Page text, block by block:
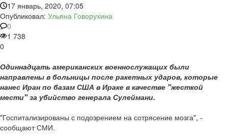
17 январь, 2020, 07:05
Опубликовал: Ульяна Говорухина
0
1 738
0
Одиннадцать американских военнослужащих были
направлены в больницы после ракетных ударов, которые
нанес Иран по базам США в Ираке в качестве "жесткой
мести" за убийство генерала Сулеймани.
"Госпитализированы с подозрением на сотрясение мозга", -
сообщают СМИ.